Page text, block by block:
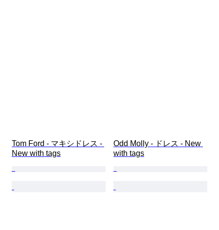
Tom Ford - マキシドレス -
New with tags
Odd Molly - ドレス - New
with tags